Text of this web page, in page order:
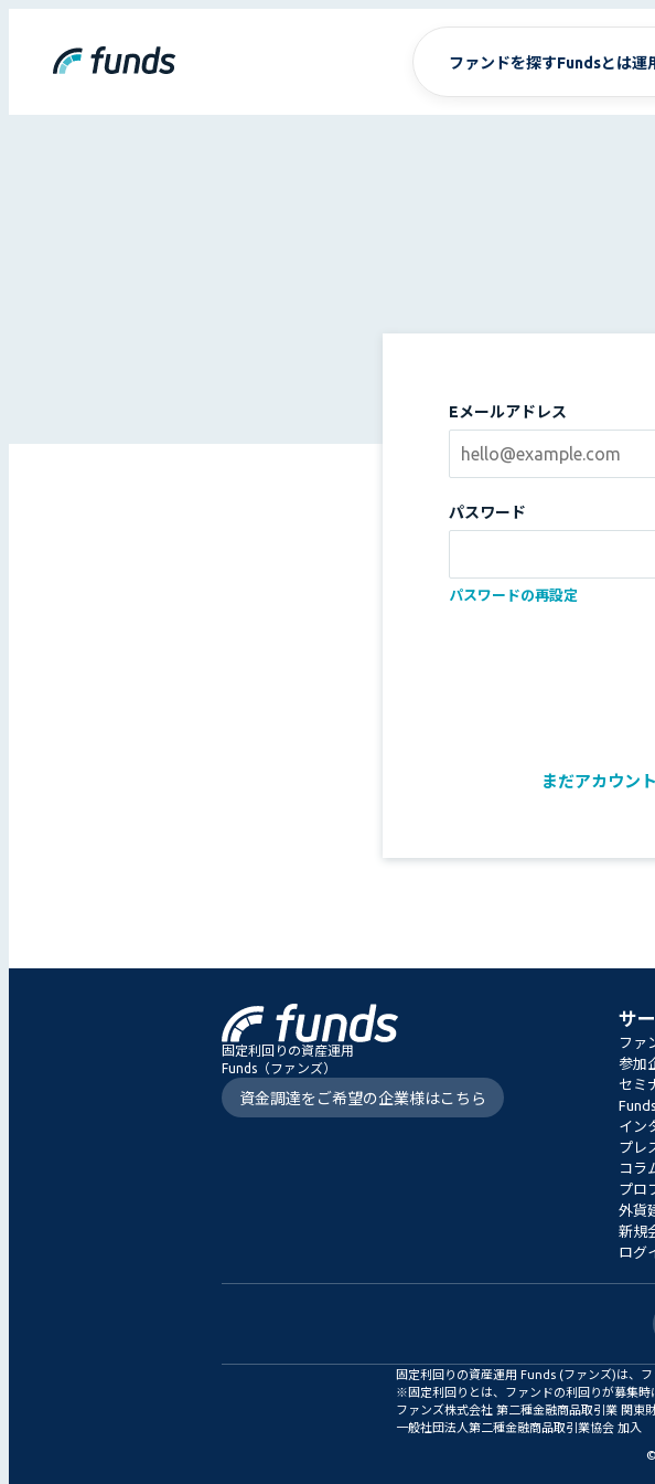
ファンドを探すFundsとは運
Eメールアドレス
パスワード
パスワードの再設定
まだアカウン
固定利回りの資産運用
Funds（ファンズ）
資金調達をご希望の企業様はこちら
サ
ファ
参加
セミ
イン
プレ
コラ
プロ
外貨
新規
ログ
固定利回りの資産運用 Funds (ファンズ)は、
※固定利回りとは、ファンドの利回りが募集時
ファンズ株式会社 第二種金融商品取引業 関東
一般社団法人第二種金融商品取引業協会 加入
©